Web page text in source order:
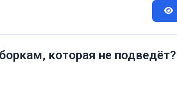
которая не подведёт?